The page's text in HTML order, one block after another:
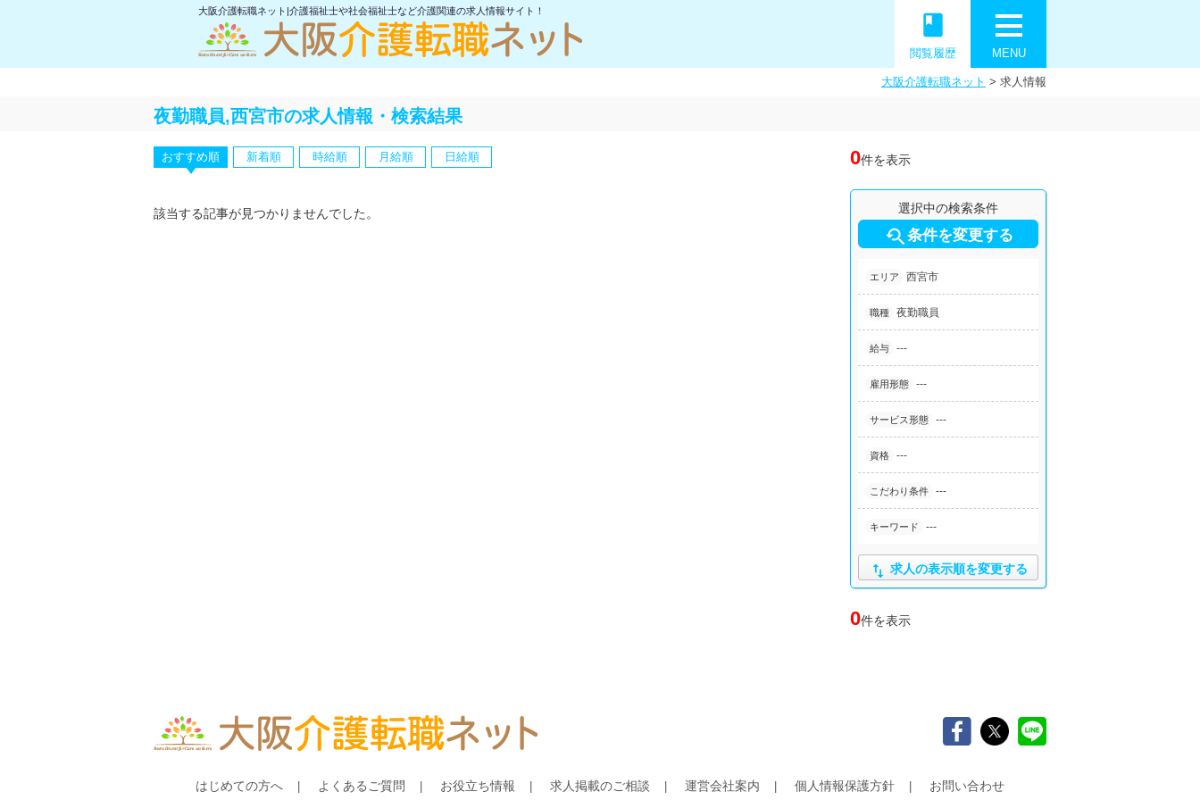
大阪介護転職ネット|介護福祉士や社会福祉士など介護関連の求人情報サイト！
MENU
book
閲覧履歴
大阪介護転職ネット > 求人情報
夜勤職員,西宮市の求人情報・検索結果
0件を表示
おすすめ順 新着順 時給順 月給順 日給順
選択中の検索条件
条件を変更する
エリア 西宮市
職種 夜勤職員
給与 ---
雇用形態 ---
サービス形態 ---
資格 ---
こだわり条件 ---
キーワード ---
 求人の表示順を変更する
該当する記事が見つかりませんでした。
0件を表示
はじめての方へ よくあるご質問 お役立ち情報 求人掲載のご相談 運営会社案内 個人情報保護方針 お問い合わせ